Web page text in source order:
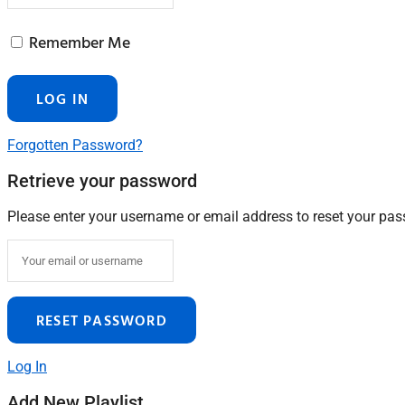
Remember Me
Forgotten Password?
Retrieve your password
Please enter your username or email address to reset your
Log In